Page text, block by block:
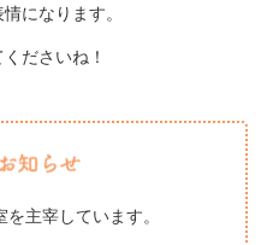
になります。
ださいね！
主宰しています。